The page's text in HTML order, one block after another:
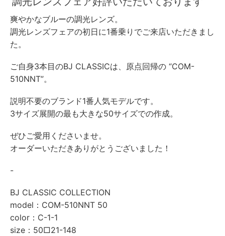
調光レンズフェア好評いただいております
爽やかなブルーの調光レンズ。
調光レンズフェアの初日に1番乗りでご来店いただきまし
た。
ご自身3本目のBJ CLASSICは、原点回帰の “COM-
510NNT”。
説明不要のブランド1番人気モデルです。
3サイズ展開の最も大きな50サイズでの作成。
ぜひご愛用くださいませ。
オーダーいただきありがとうございました！
-
BJ CLASSIC COLLECTION
model：COM-510NNT 50
color：C-1-1
size：50□21-148